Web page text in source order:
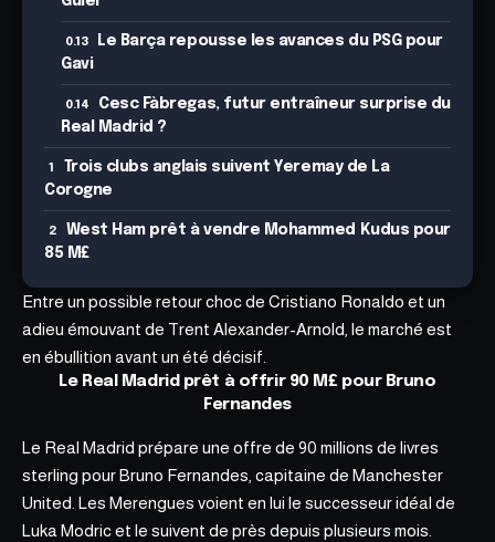
Le Barça repousse les avances du PSG pour
Gavi
Cesc Fàbregas, futur entraîneur surprise du
Real Madrid ?
Trois clubs anglais suivent Yeremay de La
Corogne
West Ham prêt à vendre Mohammed Kudus pour
85 M£
Entre un possible retour choc de Cristiano Ronaldo et un
adieu émouvant de Trent Alexander-Arnold, le marché est
en ébullition avant un été décisif.
Le Real Madrid prêt à offrir 90 M£ pour Bruno
Fernandes
Le Real Madrid prépare une offre de 90 millions de livres
sterling pour Bruno Fernandes, capitaine de Manchester
United. Les Merengues voient en lui le successeur idéal de
Luka Modric et le suivent de près depuis plusieurs mois.